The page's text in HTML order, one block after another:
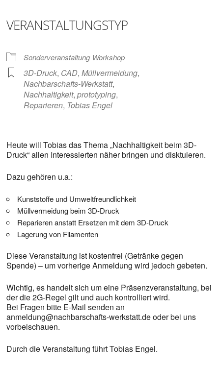
VERANSTALTUNGSTYP
Sonderveranstaltung Workshop
3D-Druck, CAD,Müllvermeidung,
Nachbarschafts-Werkstatt,
Nachhaltigkeit,prototyping,
Reparieren, Tobias Engel
Heute will Tobias das Thema „Nachhaltigkeit beim 3D-
Druck“ allen Interessierten näher bringen und disktuieren.
Dazu gehören u.a.:
Kunststoffe und Umweltfreundlichkeit
Müllvermeidung beim 3D-Druck
Reparieren anstatt Ersetzen mit dem 3D-Druck
Lagerung von Filamenten
Diese Veranstaltung ist kostenfrei (Getränke gegen
Spende) – um vorherige Anmeldung wird jedoch gebeten.
Wichtig, es handelt sich um eine Präsenzveranstaltung, bei
der die 2G-Regel gilt und auch kontrolliert wird.
Bei Fragen bitte E-Mail senden an
anmeldung@nachbarschafts-werkstatt.de oder bei uns
vorbeischauen.
Durch die Veranstaltung führt Tobias Engel.